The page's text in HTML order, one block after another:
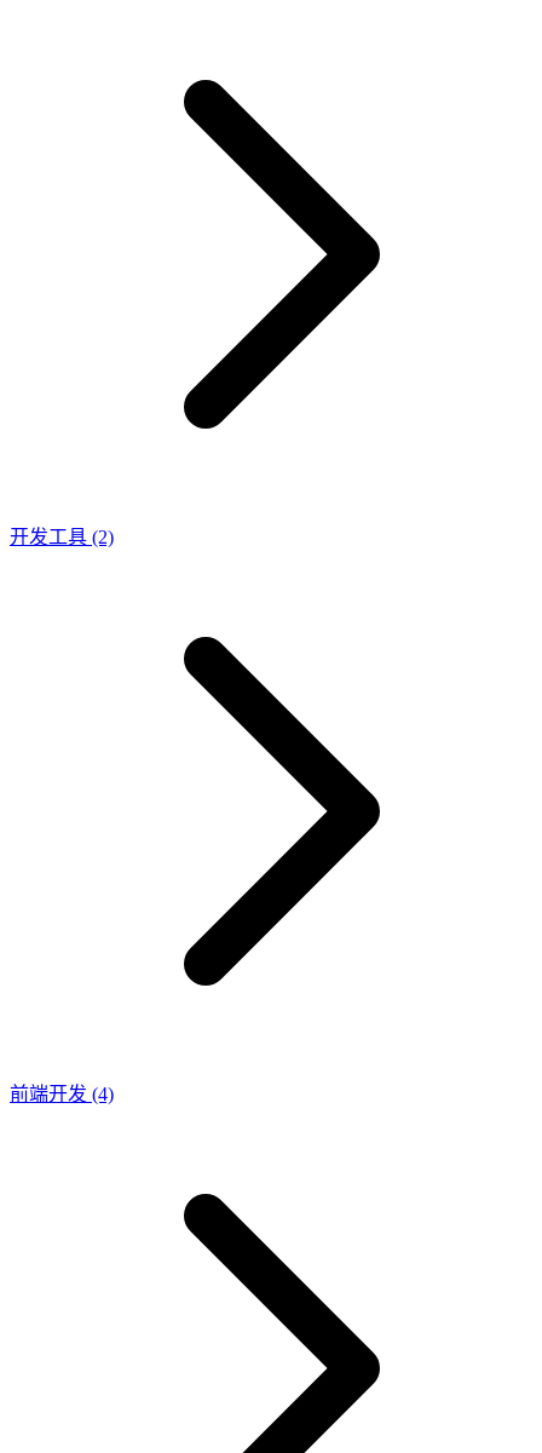
开发工具 (2)
前端开发 (4)